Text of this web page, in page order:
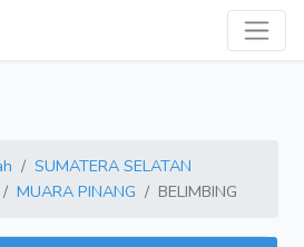
SUMATERA SELATAN
MUARA PINANG BELIMBING